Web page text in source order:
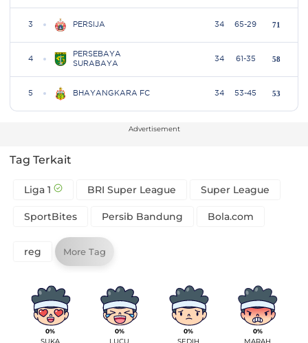
Advertisement
Tag Terkait
Liga 1 BRI Super League Super League
SportBites Persib Bandung Bola.com
reg More Tag
0% 0% 0% 0%